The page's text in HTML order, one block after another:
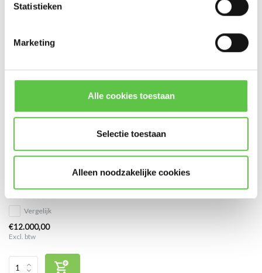
Statistieken
Marketing
Alle cookies toestaan
Selectie toestaan
Alleen noodzakelijke cookies
Cisco Meraki MX450 Advanced
Vergelijk
€12.000,00
Excl. btw
Abonneer
* Lees hier de wettelijke beperkingen